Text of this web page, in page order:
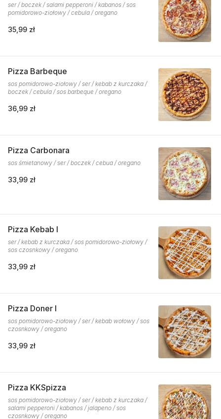
ser / boczek / salami pepperoni / kabanos / sos
pomidorowo-ziołowy / cebula / oregano
35,99 zł
Pizza Barbeque
sos pomidorowo-ziołowy / ser / kebab z kurczaka /
boczek / cebula / sos barbeque / oregano
36,99 zł
Pizza Carbonara
sos śmietanowy / ser / boczek / cebua / oregano
33,99 zł
Pizza Kebab I
ser / kebab z kurczaka / sos pomidorowo-ziołowy /
sos czosnkowy / oregano
33,99 zł
Pizza Doner I
sos pomidorowo-ziołowy / ser / kebab wołowy / sos
czosnkowy / oregano
33,99 zł
Pizza KKSpizza
sos pomidorowo-ziołowy / ser / kebab z kurczaka /
salami pepperoni / kabanos / jalapeno / sos
czosnkowy / oregano